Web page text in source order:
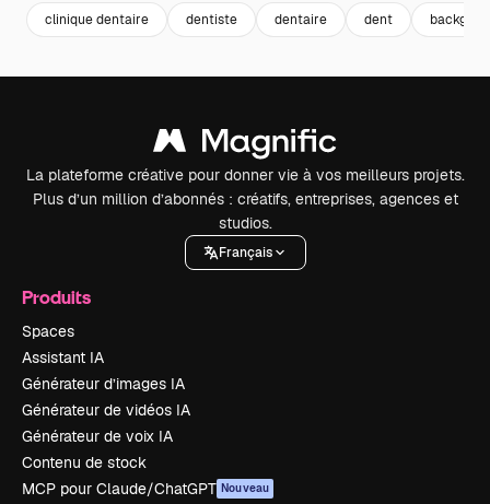
clinique dentaire dentiste dentaire dent
La plateforme créative pour donner vie à vos meilleurs projets.
Plus d’un million d’abonnés : créatifs, entreprises, agences et
studios.
Français
Produits
Spaces
Assistant IA
Générateur d’images IA
Générateur de vidéos IA
Générateur de voix IA
Contenu de stock
MCP pour Claude/ChatGPT Nouveau